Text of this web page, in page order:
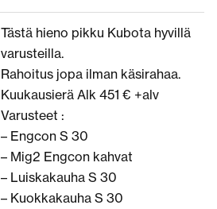
Tästä hieno pikku Kubota hyvillä
varusteilla.
Rahoitus jopa ilman käsirahaa.
Kuukausierä Alk 451 € +alv
Varusteet :
– Engcon S 30
– Mig2 Engcon kahvat
– Luiskakauha S 30
– Kuokkakauha S 30